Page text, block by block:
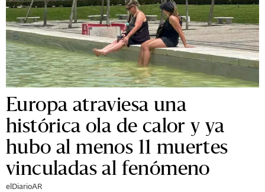
Europa atraviesa una
histórica ola de calor y ya
hubo al menos 11 muertes
vinculadas al fenómeno
elDiarioAR